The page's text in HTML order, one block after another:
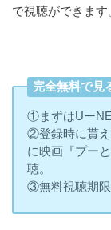
で視聴ができます
完全無料で見
①まずはUー
②登録時に貰え
に映画『プー
聴。
③無料視聴期限